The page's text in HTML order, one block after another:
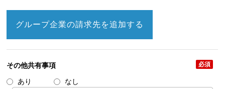
グループ企業の請求先を追加する
その他共有事項 必須
あり なし